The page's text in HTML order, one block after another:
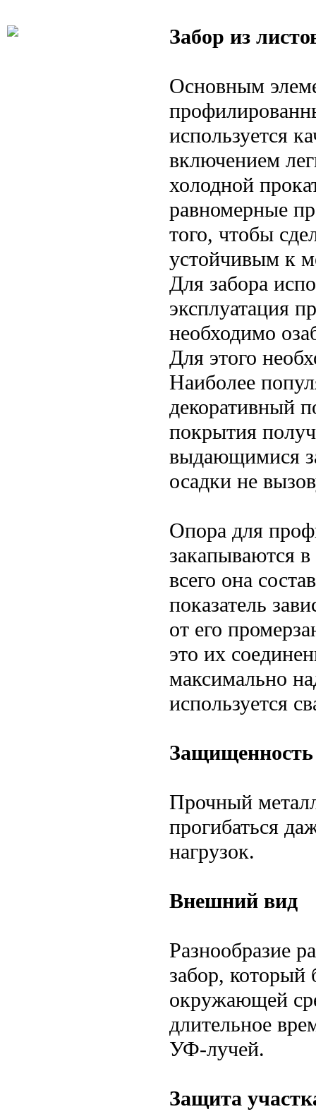
Забор из
Основным
используется
включением
холодной
равномерные
того, чтобы
устойчивым к
Для забора
эксплуатация
необходимо
Для этого
Наиболее
декоративный
покрытия
выдающимися
осадки не
Опора для
закапываются
всего она
показатель
от его
это их
максимально
используется
Защищенность
Прочный
прогибаться
нагрузок.
Внешний вид
Разнообразие
забор, который
окружающей
длительное
УФ-лучей.
Защита